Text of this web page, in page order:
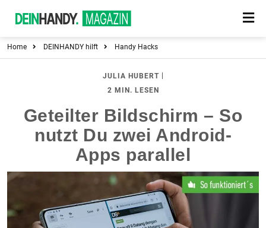
Home DEINHANDY hilft Handy Hacks
JULIA HUBERT|
2 MIN. LESEN
Geteilter Bildschirm – So
nutzt Du zwei Android-
Apps parallel